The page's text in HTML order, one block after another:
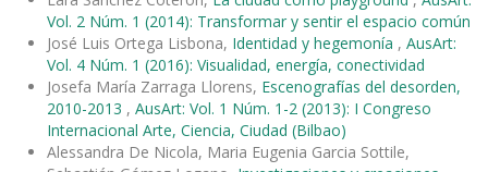
Vol. 2 Núm. 1 (2014): Transformar y sentir el espacio común
José Luis Ortega Lisbona, Identidad y hegemonía , AusArt:
Vol. 4 Núm. 1 (2016): Visualidad, energía, conectividad
Josefa María Zarraga Llorens, Escenografías del desorden,
2010-2013 , AusArt: Vol. 1 Núm. 1-2 (2013): I Congreso
Internacional Arte, Ciencia, Ciudad (Bilbao)
Alessandra De Nicola, Maria Eugenia Garcia Sottile,